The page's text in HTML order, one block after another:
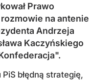
Prawo
na antenie
Andrzeja
Kaczyńskiego
błędną strategię,